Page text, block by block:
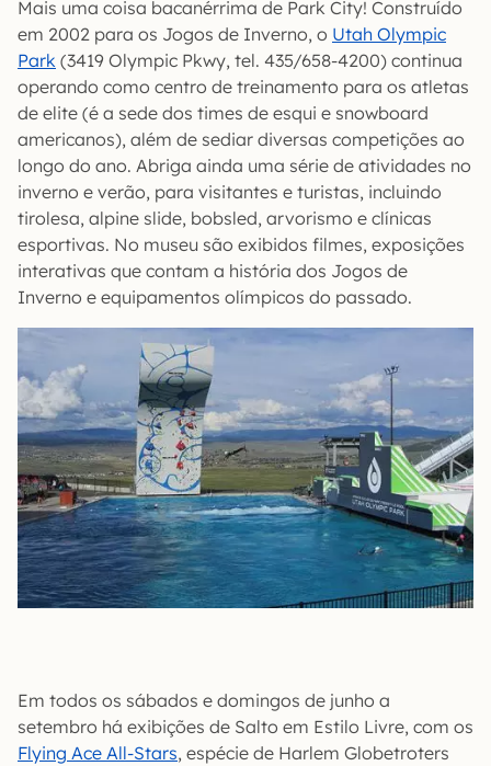
Mais uma coisa bacanérrima de Park City! Construído
em 2002 para os Jogos de Inverno, o Utah Olympic
Park (3419 Olympic Pkwy, tel. 435/658-4200) continua
operando como centro de treinamento para os atletas
de elite (é a sede dos times de esqui e snowboard
americanos), além de sediar diversas competições ao
longo do ano. Abriga ainda uma série de atividades no
inverno e verão, para visitantes e turistas, incluindo
tirolesa, alpine slide, bobsled, arvorismo e clínicas
esportivas. No museu são exibidos filmes, exposições
interativas que contam a história dos Jogos de
Inverno e equipamentos olímpicos do passado.
Em todos os sábados e domingos de junho a
setembro há exibições de Salto em Estilo Livre, com os
Flying Ace All-Stars, espécie de Harlem Globetroters